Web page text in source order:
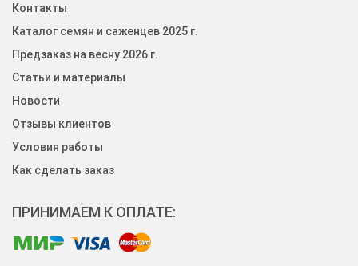
Контакты
Каталог семян и саженцев 2025 г.
Предзаказ на весну 2026 г.
Статьи и материалы
Новости
Отзывы клиентов
Условия работы
Как сделать заказ
ПРИНИМАЕМ К ОПЛАТЕ: